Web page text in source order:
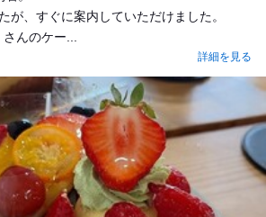
が、すぐに案内していただけました。
んのケー...
詳細を見る